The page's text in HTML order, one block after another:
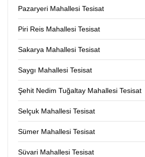
Pazaryeri Mahallesi Tesisat
Piri Reis Mahallesi Tesisat
Sakarya Mahallesi Tesisat
Saygı Mahallesi Tesisat
Şehit Nedim Tuğaltay Mahallesi Tesisat
Selçuk Mahallesi Tesisat
Sümer Mahallesi Tesisat
Süvari Mahallesi Tesisat